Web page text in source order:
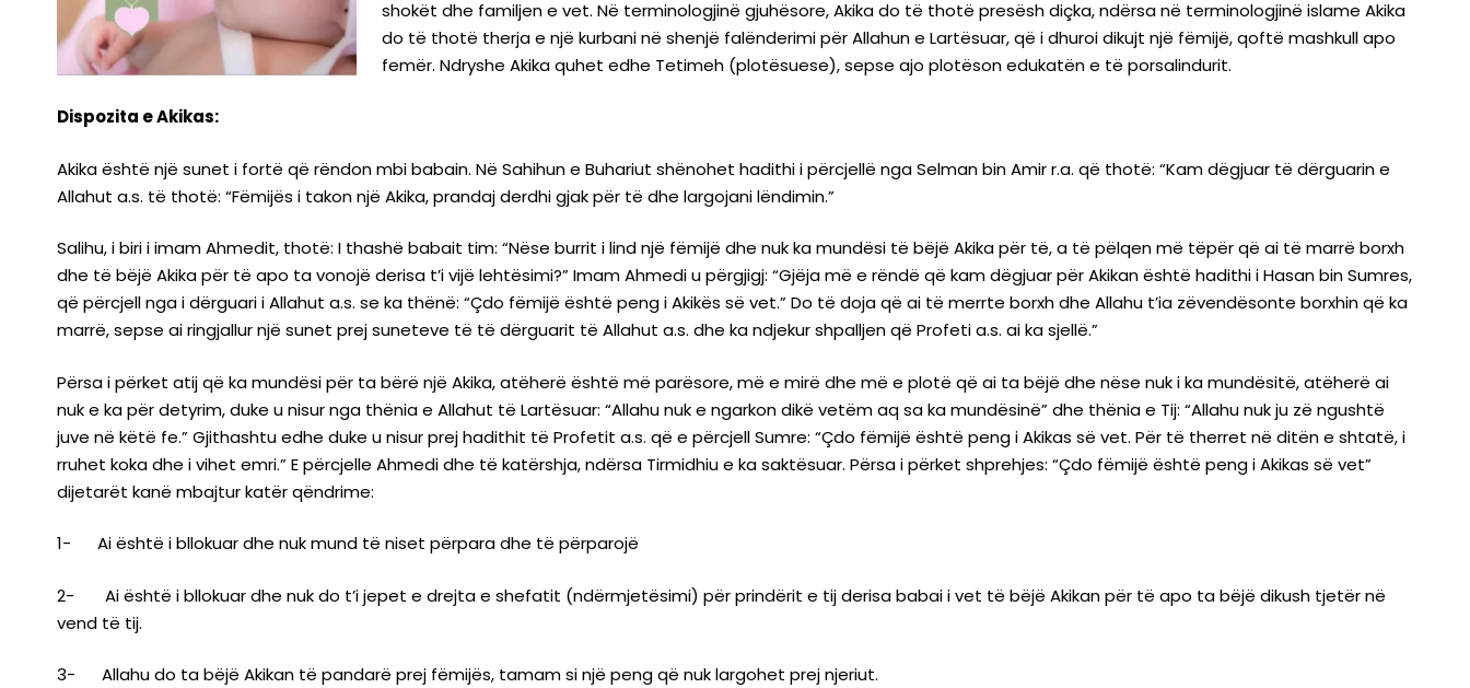
shokët dhe familjen e vet. Në terminologjinë gjuhësore, Akika do të thotë presësh diçka, ndërsa në terminologjinë islame Akika
do të thotë therja e një kurbani në shenjë falënderimi për Allahun e Lartësuar, që i dhuroi dikujt një fëmijë, qoftë mashkull apo
femër. Ndryshe Akika quhet edhe Tetimeh (plotësuese), sepse ajo plotëson edukatën e të porsalindurit.
Dispozita e Akikas:
Akika është një sunet i fortë që rëndon mbi babain. Në Sahihun e Buhariut shënohet hadithi i përcjellë nga Selman bin Amir r.a. që thotë: “Kam dëgjuar të dërguarin e
Allahut a.s. të thotë: “Fëmijës i takon një Akika, prandaj derdhi gjak për të dhe largojani lëndimin.”
Salihu, i biri i imam Ahmedit, thotë: I thashë babait tim: “Nëse burrit i lind një fëmijë dhe nuk ka mundësi të bëjë Akika për të, a të pëlqen më tëpër që ai të marrë borxh
dhe të bëjë Akika për të apo ta vonojë derisa t’i vijë lehtësimi?” Imam Ahmedi u përgjigj: “Gjëja më e rëndë që kam dëgjuar për Akikan është hadithi i Hasan bin Sumres,
që përcjell nga i dërguari i Allahut a.s. se ka thënë: “Çdo fëmijë është peng i Akikës së vet.” Do të doja që ai të merrte borxh dhe Allahu t’ia zëvendësonte borxhin që ka
marrë, sepse ai ringjallur një sunet prej suneteve të të dërguarit të Allahut a.s. dhe ka ndjekur shpalljen që Profeti a.s. ai ka sjellë.”
Përsa i përket atij që ka mundësi për ta bërë një Akika, atëherë është më parësore, më e mirë dhe më e plotë që ai ta bëjë dhe nëse nuk i ka mundësitë, atëherë ai
nuk e ka për detyrim, duke u nisur nga thënia e Allahut të Lartësuar: “Allahu nuk e ngarkon dikë vetëm aq sa ka mundësinë” dhe thënia e Tij: “Allahu nuk ju zë ngushtë
juve në këtë fe.” Gjithashtu edhe duke u nisur prej hadithit të Profetit a.s. që e përcjell Sumre: “Çdo fëmijë është peng i Akikas së vet. Për të therret në ditën e shtatë, i
rruhet koka dhe i vihet emri.” E përcjelle Ahmedi dhe të katërshja, ndërsa Tirmidhiu e ka saktësuar. Përsa i përket shprehjes: “Çdo fëmijë është peng i Akikas së vet”
dijetarët kanë mbajtur katër qëndrime:
1- Ai është i bllokuar dhe nuk mund të niset përpara dhe të përparojë
2- Ai është i bllokuar dhe nuk do t’i jepet e drejta e shefatit (ndërmjetësimi) për prindërit e tij derisa babai i vet të bëjë Akikan për të apo ta bëjë dikush tjetër në
vend të tij.
3- Allahu do ta bëjë Akikan të pandarë prej fëmijës, tamam si një peng që nuk largohet prej njeriut.